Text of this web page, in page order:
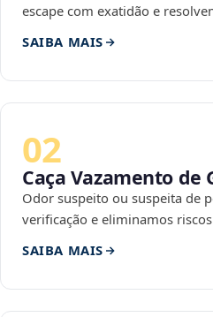
escape com exatidão e
SAIBA MAIS
02
Caça Vazamento de
Odor suspeito ou suspeita de
verificação e eliminamos
SAIBA MAIS